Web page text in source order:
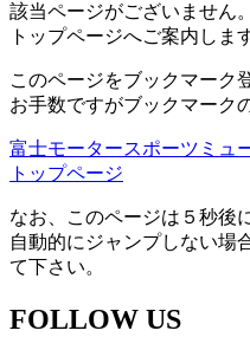
該当ページがございません。
トップページへご案内しま
このページをブックマーク
お手数ですがブックマーク
富士モータースポーツミュ
トップページ
なお、このページは５秒後
自動的にジャンプしない場
て下さい。
FOLLOW US